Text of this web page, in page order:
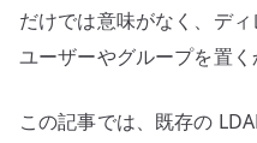
だけでは意味がなく、デ
ユーザーやグループを置く
この記事では、既存の